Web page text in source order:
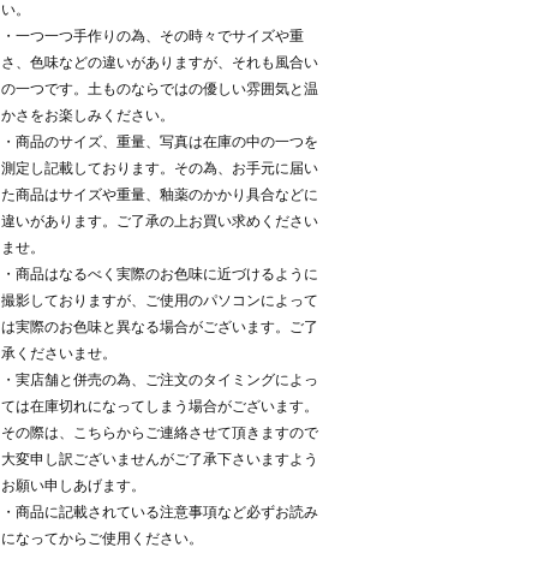
い。
・一つ一つ手作りの為、その時々でサイズや重
さ、色味などの違いがありますが、それも風合い
の一つです。土ものならではの優しい雰囲気と温
かさをお楽しみください。
・商品のサイズ、重量、写真は在庫の中の一つを
測定し記載しております。その為、お手元に届い
た商品はサイズや重量、釉薬のかかり具合などに
違いがあります。ご了承の上お買い求めください
ませ。
・商品はなるべく実際のお色味に近づけるように
撮影しておりますが、ご使用のパソコンによって
は実際のお色味と異なる場合がございます。ご了
承くださいませ。
・実店舗と併売の為、ご注文のタイミングによっ
ては在庫切れになってしまう場合がございます。
その際は、こちらからご連絡させて頂きますので
大変申し訳ございませんがご了承下さいますよう
お願い申しあげます。
・商品に記載されている注意事項など必ずお読み
になってからご使用ください。